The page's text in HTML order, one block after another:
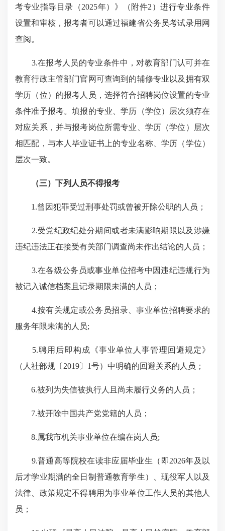
考专业指导目录（2025年）》（附件2）进行专业条件
设置和审核，报考者可以通过福建省公务员考试录用网
查阅。
3.在报考人员的专业条件中，对教育部门认可并在
教育行政主管部门官网可查询到的辅修专业以及拥有双
学历（位）的报考人员，选择符合招聘岗位设置的专业
条件准予报考。填报的专业、学历（学位）层次须存在
对应关系，并与报考岗位所需专业、学历（学位）层次
相匹配，与本人毕业证书上的专业名称、学历（学位）
层次一致。
（三）下列人员不得报考
1.曾因犯罪受过刑事处罚或曾被开除公职的人员；
2.受党纪政纪处分期间或者未满影响期限以及涉嫌
违纪违法正在接受有关部门调查尚未作出结论的人员；
3.在各级公务员或事业单位招考中因违纪违规行为
被记入诚信档案且记录期限未满的人员；
4.按有关规定或公务员招录、事业单位招聘要求的
服务年限未满的人员;
5.聘用后即构成《事业单位人事管理回避规定》
（人社部规〔2019〕1号）中明确的回避关系的人员；
6.被列为失信被执行人且尚未履行义务的人员；
7.被开除中国共产党党籍的人员；
8.属我市机关事业单位在编在岗人员;
9.普通高等院校在读非应届毕业生（即2026年及以
后才学业期满的全日制普通教育学生）、现役军人以及
法律、政策规定不得聘用为事业单位工作人员的其他人
员；